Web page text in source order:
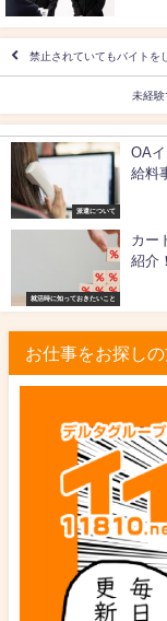
禁止されていてもバイトを
未経験
派遣について
OA
給料
就活時に知っておきたいこと
カー
紹介
お仕事をお探し